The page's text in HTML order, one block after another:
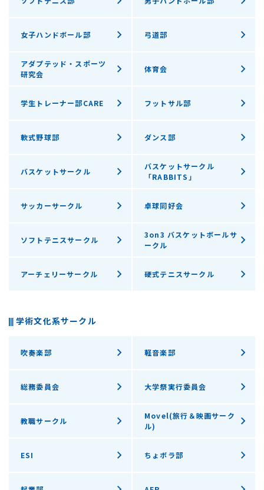
女子ハンドボール部 弓道部
アダプテッド・スポーツ
研究会
体育会
学生トレーナー部CARE フットサル部
軟式野球部 ダンス部
バスケットサークル
バスケットサークル
「RABBITS」
サッカーサークル 卓球同好会
ソフトテニスサークル
3on3 バスケットボールサ
ークル
アーチェリーサークル 硬式テニスサークル
学術文化系サークル
吹奏楽部 軽音楽部
総務委員会 大学祭実行委員会
教職サークル
Movel(旅行＆映画サーク
ル)
ESI ちょボラ部